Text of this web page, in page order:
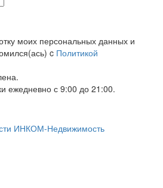
моих персональных данных и
c Политикой
ежедневно с 9:00 до 21:00.